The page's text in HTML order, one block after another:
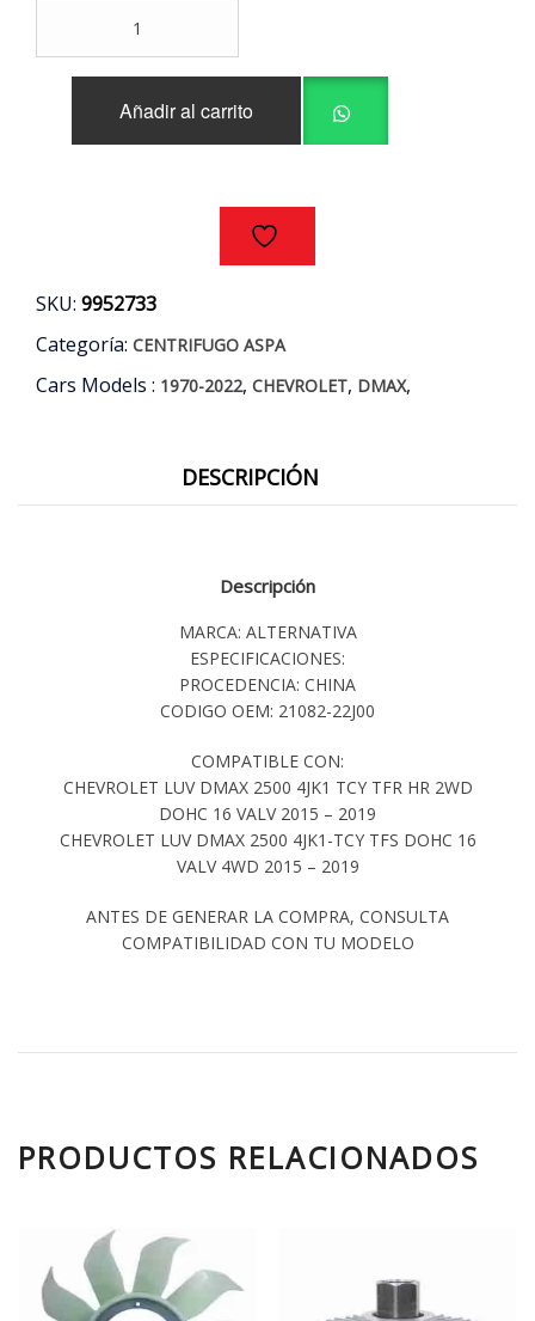
DMAX
Añadir al carrito
SKU: 9952733
Categoría: CENTRIFUGO ASPA
Cars Models : 1970-2022, CHEVROLET, DMAX,
DESCRIPCIÓN
Descripción
MARCA: ALTERNATIVA
ESPECIFICACIONES:
PROCEDENCIA: CHINA
CODIGO OEM: 21082-22J00
COMPATIBLE CON:
CHEVROLET LUV DMAX 2500 4JK1 TCY TFR HR 2WD
DOHC 16 VALV 2015 – 2019
CHEVROLET LUV DMAX 2500 4JK1-TCY TFS DOHC 16
VALV 4WD 2015 – 2019
ANTES DE GENERAR LA COMPRA, CONSULTA
COMPATIBILIDAD CON TU MODELO
PRODUCTOS RELACIONADOS